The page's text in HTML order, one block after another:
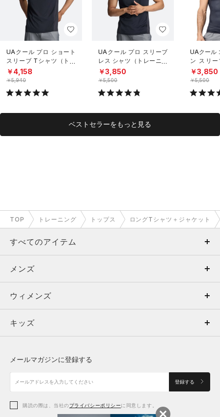
UAクール プロ ショート
スリーブ Tシャツ（トレ
ーニング/MEN）
￥4,158
￥5,940
UAクール プロ スリーブ
レス シャツ（トレーニン
グ/MEN）
￥3,850
￥5,500
UAクール
ン スリ
（トレー
￥3,850
￥5,500
ベストセラーをもっと見る
TOP トレーニング トップス ロングTシャツ＋ジャケット
すべてのアイテム
メンズ
ウィメンズ
キッズ
アクセサリー
メンズ
トップス
ボトムス
アクセサリー
ウィメンズ
トップス
シューズ
アクセサリー
キッズ
シューズ
メールマガジンに登録する
登録する
購読の際は、当社のプライバシーポリシーに同意します。